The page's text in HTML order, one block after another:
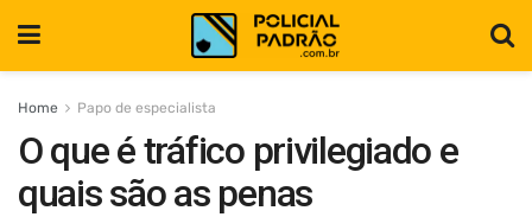
Home Papo de especialista
O que é tráfico privilegiado e
quais são as penas